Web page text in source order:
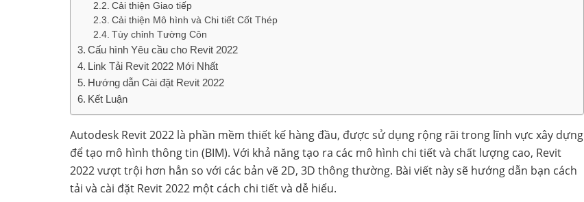
Cải thiện Giao tiếp
Cải thiện Mô hình và Chi tiết Cốt Thép
Tùy chỉnh Tường Côn
Cấu hình Yêu cầu cho Revit 2022
Link Tải Revit 2022 Mới Nhất
Hướng dẫn Cài đặt Revit 2022
Kết Luận
Autodesk Revit 2022 là phần mềm thiết kế hàng đầu, được sử dụng rộng rãi trong lĩnh vực xây dựng
để tạo mô hình thông tin (BIM). Với khả năng tạo ra các mô hình chi tiết và chất lượng cao, Revit
2022 vượt trội hơn hẳn so với các bản vẽ 2D, 3D thông thường. Bài viết này sẽ hướng dẫn bạn cách
tải và cài đặt Revit 2022 một cách chi tiết và dễ hiểu.